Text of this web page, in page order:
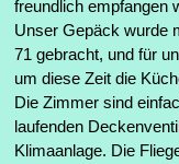
freundlich empfangen
Unser Gepäck wurde
71 gebracht, und für
um diese Zeit die
Die Zimmer sind
laufenden
Klimaanlage. Die